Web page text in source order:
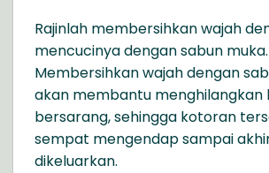
Rajinlah membersihkan wajah
mencucinya dengan sabun muka.
Membersihkan wajah dengan
akan membantu menghilangkan
bersarang, sehingga kotoran
sempat mengendap sampai
dikeluarkan.